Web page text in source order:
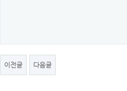
이전글 다음글